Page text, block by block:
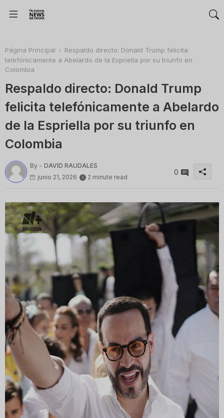
Página Principal
Respaldo directo: Donald Trump felicita
telefónicamente a Abelardo de la Espriella por su triunfo en
Colombia
Respaldo directo: Donald Trump
felicita telefónicamente a Abelardo
de la Espriella por su triunfo en
Colombia
By - DAVID RAUDALES
junio 21, 2026
2 minute read
0